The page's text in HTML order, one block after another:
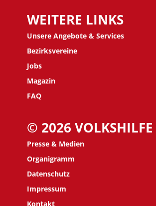
WEITERE LINKS
Unsere Angebote & Services
Bezirksvereine
Jobs
Magazin
FAQ
© 2026
Presse & Medien
Organigramm
Datenschutz
Impressum
Kontakt